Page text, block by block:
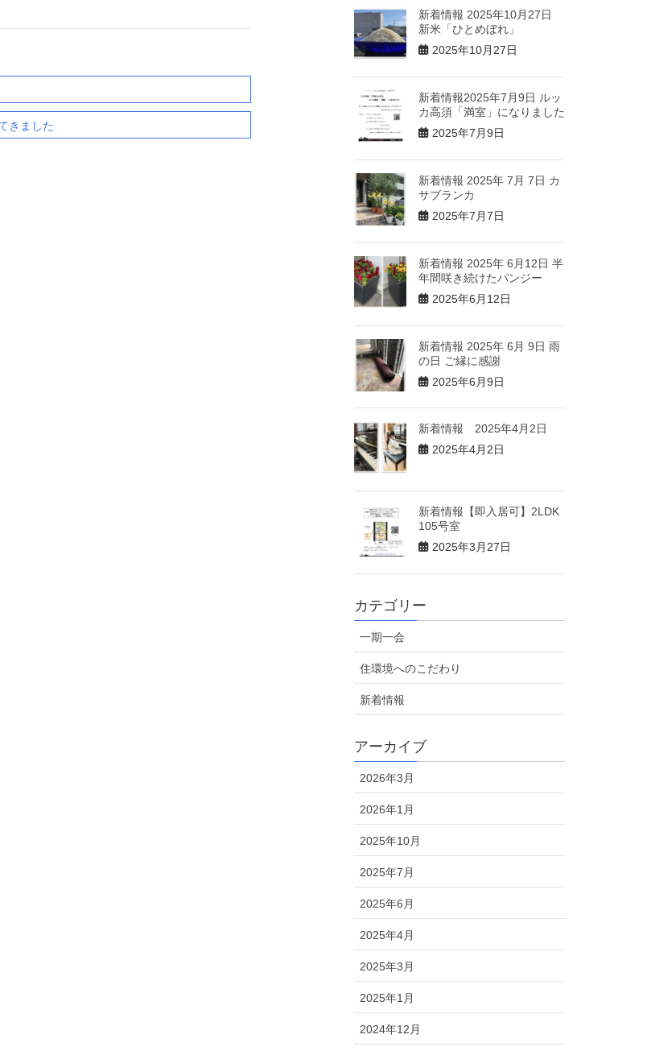
きました
新着情報 2025年10月27日
新米「ひとめぼれ」
2025年10月27日
新着情報2025年7月9日 ルッ
カ高須「満室」になりました
2025年7月9日
新着情報 2025年 7月 7日 カ
サブランカ
2025年7月7日
新着情報 2025年 6月12日 半
年間咲き続けたパンジー
2025年6月12日
新着情報 2025年 6月 9日 雨
の日 ご縁に感謝
2025年6月9日
新着情報 2025年4月2日
2025年4月2日
新着情報【即入居可】2LDK
105号室
2025年3月27日
カテゴリー
一期一会
住環境へのこだわり
新着情報
アーカイブ
2026年3月
2026年1月
2025年10月
2025年7月
2025年6月
2025年4月
2025年3月
2025年1月
2024年12月